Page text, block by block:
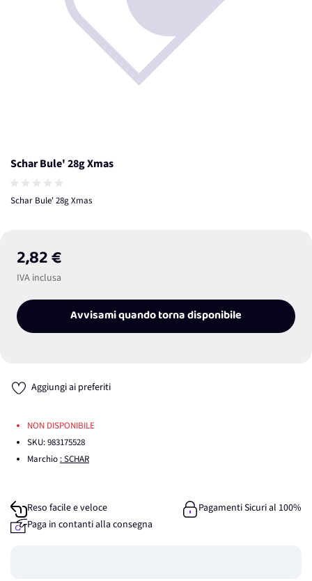
Schar Bule' 28g Xmas
Schar Bule' 28g Xmas
2,82 €
IVA inclusa
Avvisami quando torna disponibile
Aggiungi ai preferiti
NON DISPONIBILE
SKU:983175528
Marchio : SCHAR
Reso facile e veloce
Pagamenti Sicuri al 100%
Paga in contanti alla consegna